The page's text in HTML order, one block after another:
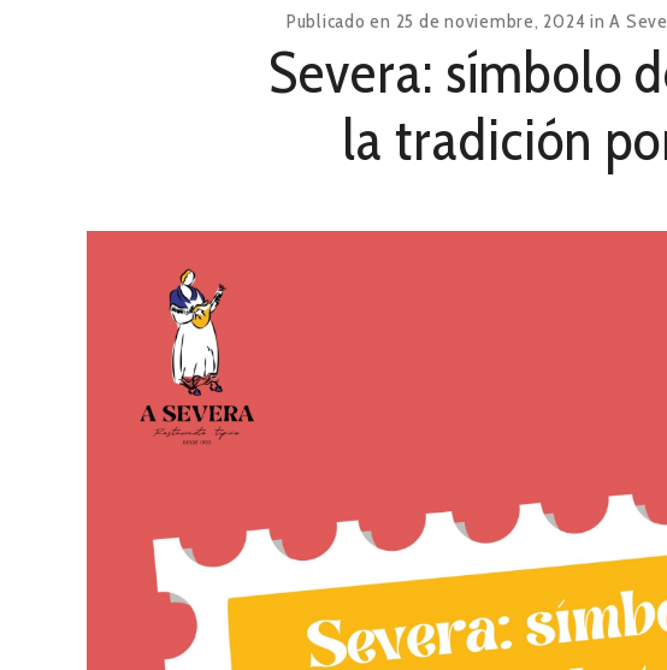
Publicado en 25 de noviembre, 2024 inA
Severa: símbolo
la tradición